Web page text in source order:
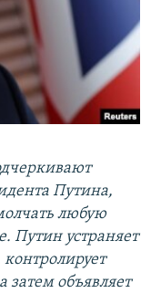
Путина,
любую
Путин устраняет
затем объявляет